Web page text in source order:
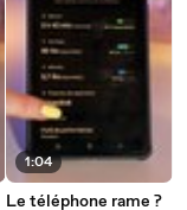
1:04
Le téléphone rame ?